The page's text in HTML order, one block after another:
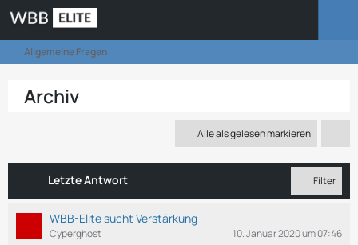
Allgemeine Fragen
Archiv
Alle als gelesen markieren
Letzte Antwort Filter
WBB-Elite sucht Verstärkung
Cyperghost 10. Januar 2020 um 07:46